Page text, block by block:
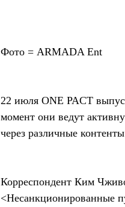
Фото = ARMADA Ent
22 июля ONE PACT
момент они ведут
через различные
Корреспондент Ким
<Несанкционированные